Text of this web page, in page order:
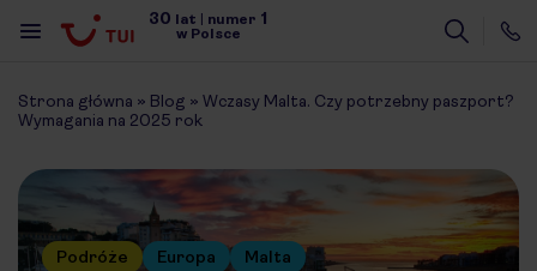
30 lat | numer 1
w Polsce
Strona główna » Blog » Wczasy Malta. Czy potrzebny paszport?
Wymagania na 2025 rok
Podróże Europa Malta